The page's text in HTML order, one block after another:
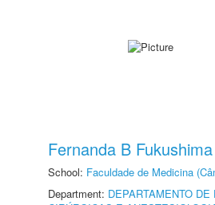
Fernanda B Fukushima
School: Faculdade de Medicina
Department: DEPARTAMENTO